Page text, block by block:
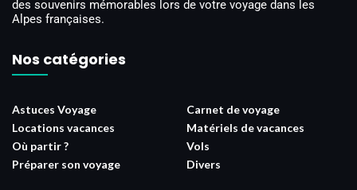
des souvenirs mémorables lors de votre voyage dans les
Alpes françaises.
Nos catégories
Astuces Voyage
Carnet de voyage
Locations vacances
Matériels de vacances
Où partir ?
Vols
Préparer son voyage
Divers